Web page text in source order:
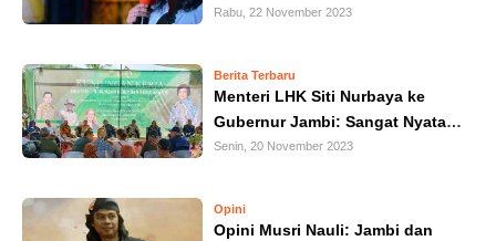
GALLERY
IN
OPINI
Rabu, 22 November 2023
Berita Terbaru
Menteri LHK Siti Nurbaya ke
Gubernur Jambi: Sangat Nyata
Jambi Berhasil Mengendalikan
Senin, 20 November 2023
Opini
Opini Musri Nauli: Jambi dan